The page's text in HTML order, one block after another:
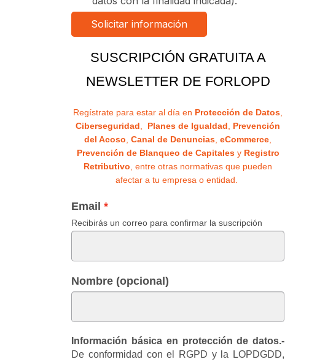
SUSCRIPCIÓN GRATUITA A
NEWSLETTER DE FORLOPD
Regístrate para estar al día en Protección de Datos,
Ciberseguridad, Planes de Igualdad, Prevención
del Acoso,Canal de Denuncias, eCommerce,
Prevención de Blanqueo de Capitalesy Registro
Retributivo, entre otras normativas que pueden
afectar a tu empresa o entidad.
Email
Recibirás un correo para confirmar la suscripción
Nombre (opcional)
Información básica en protección de datos.-
De conformidad con el RGPD y la LOPDGDD,